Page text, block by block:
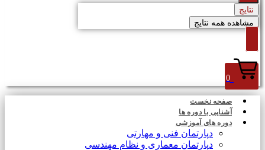
نتایج
مشاهده همه نتایج
صفحه نخست
آشنایی با دوره ها
دوره های آموزشی
دپارتمان فنی و مهارتی
دپارتمان معماری و نظام مهندسی